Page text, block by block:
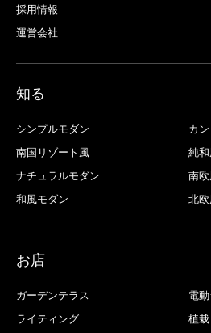
採用情報
運営会社
知る
シンプルモダン
カ
南国リゾート風
純
ナチュラルモダン
南
和風モダン
北
お店
ガーデンテラス
電
ライティング
植栽